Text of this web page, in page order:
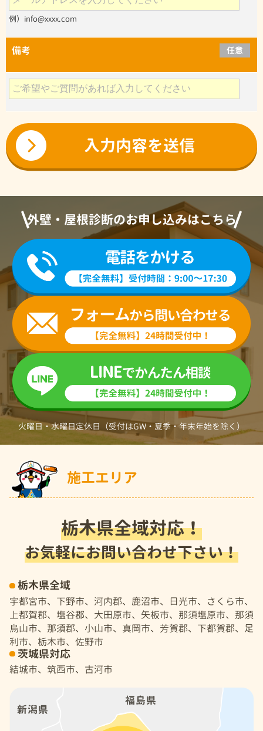
例）info@xxxx.com
備考 任意
外壁・屋根診断のお申し込みはこちら
火曜日・水曜日定休日（受付はGW・夏季・年末年始を除く）
施工エリア
栃木県全域対応！
お気軽にお問い合わせ下さい！
栃木県全域
宇都宮市、下野市、河内郡、鹿沼市、日光市、さくら市、
上都賀郡、塩谷郡、大田原市、矢板市、那須塩原市、那須
烏山市、那須郡、小山市、真岡市、芳賀郡、下都賀郡、足
利市、栃木市、佐野市
茨城県対応
結城市、筑西市、古河市